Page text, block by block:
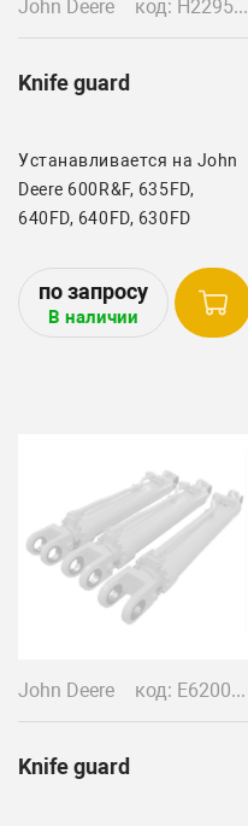
John Deere код: H229538
Knife guard
Устанавливается на John
Deere 600R&F, 635FD,
640FD, 640FD, 630FD
В наличии
John Deere код: E62000/BU221
Knife guard